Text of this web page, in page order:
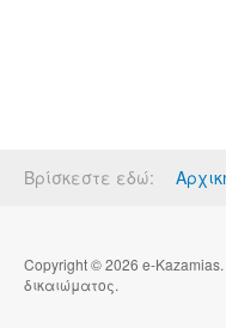
Βρίσκεστε εδώ:
Copyright © 2026 e-
δικαιώματος.